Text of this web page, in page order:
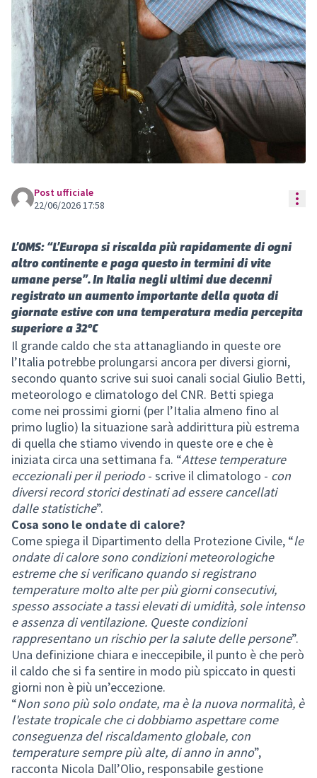
Post ufficiale
22/06/2026 17:58
L’OMS: “L’Europa si riscalda più rapidamente di ogni
altro continente e paga questo in termini di vite
umane perse”. In Italia negli ultimi due decenni
registrato un aumento importante della quota di
giornate estive con una temperatura media percepita
superiore a 32°C
Il grande caldo che sta attanagliando in queste ore
l’Italia potrebbe prolungarsi ancora per diversi giorni,
secondo quanto scrive sui suoi canali social Giulio Betti,
meteorologo e climatologo del CNR. Betti spiega
come nei prossimi giorni (per l’Italia almeno fino al
primo luglio) la situazione sarà addirittura più estrema
di quella che stiamo vivendo in queste ore e che è
iniziata circa una settimana fa. “Attese temperature
eccezionali per il periodo- scrive il climatologo - con
diversi record storici destinati ad essere cancellati
dalle statistiche”.
Cosa sono le ondate di calore?
Come spiega il Dipartimento della Protezione Civile, “le
ondate di calore sono condizioni meteorologiche
estreme che si verificano quando si registrano
temperature molto alte per più giorni consecutivi,
spesso associate a tassi elevati di umidità, sole intenso
e assenza di ventilazione. Queste condizioni
rappresentano un rischio per la salute delle persone”.
Una definizione chiara e ineccepibile, il punto è che però
il caldo che si fa sentire in modo più spiccato in questi
giorni non è più un’eccezione.
“Non sono più solo ondate, ma è la nuova normalità, è
l'estate tropicale che ci dobbiamo aspettare come
conseguenza del riscaldamento globale, con
temperature sempre più alte, di anno in anno”,
racconta Nicola Dall’Olio, responsabile gestione